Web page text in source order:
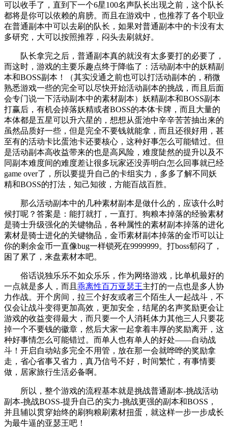
可以收手了，直到下一个6星100名声队长出现之前，这个队长
都将是你可以依赖的肩膀。而且在游戏中，也推荐了各个职业
在普通副本中可以去刷的队长，如果对普通副本中的卡没有太
多研究，大可以按照推荐，闷头去刷就好。
队长拿完之后，普通副本真的就没有太多要打的必要了，
而这时，游戏的主要乐趣点终于降临了：活动副本中的妖精副
本和BOSS副本！（其实没通之前也可以打活动副本的，稍微
熟悉游戏一些的完全可以尽快开始活动副本的挑战，而且后面
会专门说一下活动副本中的素材副本）妖精副本和BOSS副本
打赢后，有机会掉落妖精或者BOSS的本体卡牌，而且大量的
本体都是五星可以升六星的，想想从蛋池中辛辛苦苦抽出来的
虽然品质好一些，但是完全不要钱就能拿，而且还很好用，甚
至有的活动卡比蛋池卡还要核心，这种好事怎么可能错过。但
是活动副本高收益带来的也是高风险，难度陡然的提升以及不
同副本难度间的难度差让很多玩家还没弄明白怎么回事就已经
game over了，所以要提升自己的卡组实力，多多了解不同妖
精和BOSS的打法，知己知彼，方能百战百胜。
那么活动副本中的几种素材副本是做什么的，应该什么时
候打呢？答案是：能打就打，一直打。狗粮本掉落的经验素材
是骑士升级强化的关键物品，各种属性的素材副本掉落的进化
素材是骑士进化的关键物品，金币素材副本掉落的金币可以让
你的剩余金币一直像bug一样锁死在9999999。打boss郁闷了，
困了累了，来盘素材本吧。
俗话说独乐乐不如众乐乐，作为网络游戏，比单机最好的
一点就是多人，而且 乖离性百万亚瑟王主打的一点也是多人协
力作战。开个房间，拉三个好友或者三个陌生人一起战斗，不
仅会让战斗变得更加高效，更加安全，结尾的名声奖励更会让
游戏的收益变得最大，而只要一个人消耗体力其他三人只要花
掉一个不要钱的徽章，然后大家一起拿着丰厚的奖励离开，这
种好事情怎么可能错过。而单人也有单人的好处——自动战
斗！开启自动站多完全不用管，放在那一会就哗哗的奖励拿
走，省心省事又省力，真乃信号不好，时间繁忙，有事情要
做，居家旅行生活必备啊。
所以，整个游戏的流程基本就是挑战普通副本-挑战活动
副本-挑战BOSS-提升自己的实力-挑战更强的副本和BOSS，
并且辅以贯穿始终的刷狗粮刷素材扭蛋，就这样一步一步成长
为最牛逼的亚瑟王吧！